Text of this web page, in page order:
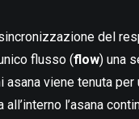
del
flusso (flow) una
viene tenuta per
l’asana